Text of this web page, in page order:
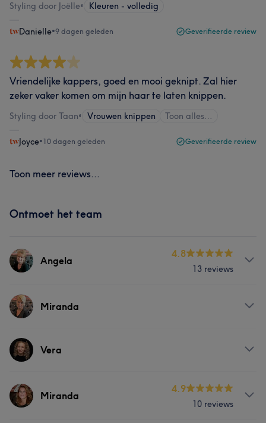
Styling door Joëlle• Kleuren - volledig
Danielle•9 dagen geleden Geverifieerde review
Vriendelijke kappers, goed en mooi geknipt. Zal hier
zeker vaker komen om mijn haar te laten knippen.
Styling door Taan• Vrouwen knippen Toon alles…
Joyce•10 dagen geleden Geverifieerde review
Toon meer reviews...
Ontmoet het team
Angela
4.8
13 reviews
Behandelingen
Miranda
Behandelingen
Vera
Behandelingen
Miranda
4.9
10 reviews